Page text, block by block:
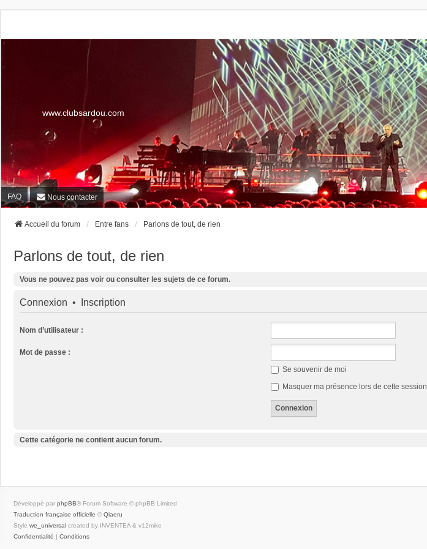
www.clubsardou.com
FAQ Nous contacter
Accueil du forum Entre fans Parlons de tout, de rien
Parlons de tout, de rien
Vous ne pouvez pas voir ou consulter les sujets de ce forum.
Connexion • Inscription
Nom d’utilisateur :
Mot de passe :
Se souvenir de moi
Masquer ma présence lors de cette session
Cette catégorie ne contient aucun forum.
Développé par phpBB® Forum Software © phpBB Limited
Traduction française officielle © Qiaeru
Style we_universal created by INVENTEA & v12mike
Confidentialité | Conditions